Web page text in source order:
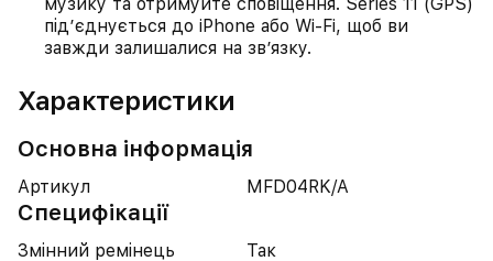
під’єднується до iPhone або Wi-Fi, щоб ви
завжди залишалися на зв’язку.
Характеристики
Основна інформація
Артикул MFD04RK/A
Специфікації
Змінний ремінець
Так